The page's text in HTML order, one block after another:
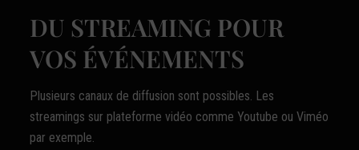
DU STREAMING POUR
VOS ÉVÉNEMENTS
Plusieurs canaux de diffusion sont possibles. Les
streamings sur plateforme vidéo comme Youtube ou Viméo
par exemple.